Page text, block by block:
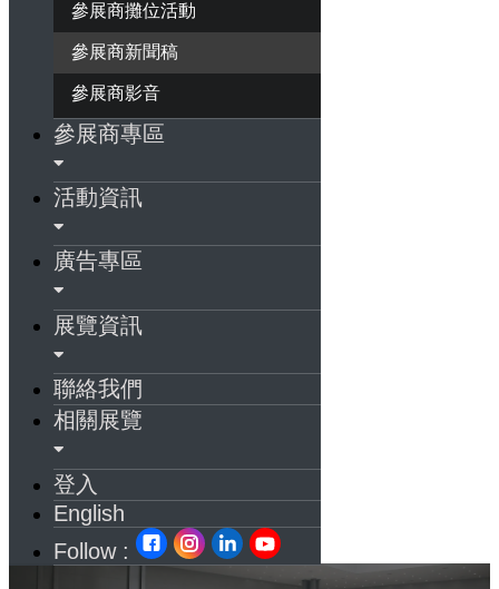
參展商攤位活動
參展商新聞稿
參展商影音
參展商專區
活動資訊
廣告專區
展覽資訊
聯絡我們
相關展覽
登入
English
Follow :